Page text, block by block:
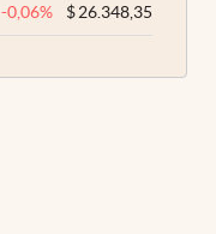
-0,06% $26.348,35